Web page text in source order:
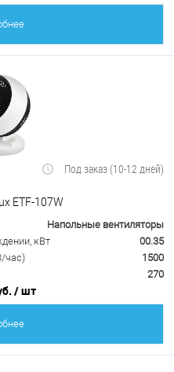
Под заказ (10-12 дней)
ETF-107W
Напольные вентиляторы
кВт
00.35
час)
1500
270
/ шт